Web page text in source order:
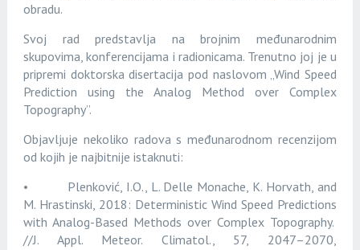
obradu.
Svoj rad predstavlja na brojnim međunarodnim
skupovima, konferencijama i radionicama. Trenutno joj je u
pripremi doktorska disertacija pod naslovom „Wind Speed
Prediction using the Analog Method over Complex
Topography”.
Objavljuje nekoliko radova s međunarodnom recenzijom
od kojih je najbitnije istaknuti:
• Plenković, I.O., L. Delle Monache, K. Horvath, and
M. Hrastinski, 2018: Deterministic Wind Speed Predictions
with Analog-Based Methods over Complex Topography.
//J. Appl. Meteor. Climatol., 57, 2047–2070,